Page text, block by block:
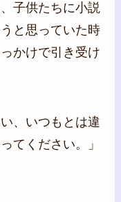
子供たちに小説
と思っていた時
かけで引き受け
、いつもとは違
てください。」